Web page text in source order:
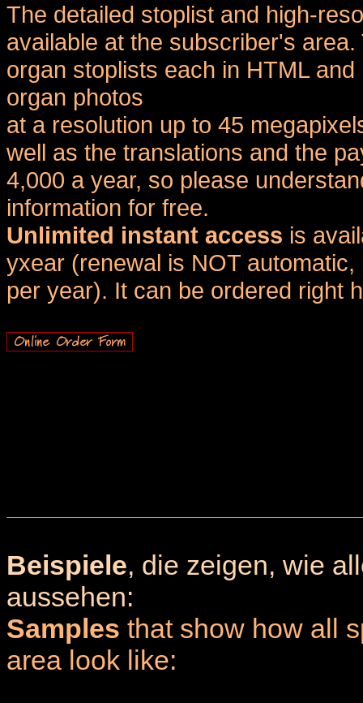
The detailed stoplist and high-
available at the subscriber's
organ stoplists each in HTML
organ photos
at a resolution up to 45
well as the translations and the
4,000 a year, so please
information for free.
Unlimited instant access is
yxear (renewal is NOT
per year). It can be ordered right
Beispiele, die zeigen, wie
aussehen:
Samples that show how all
area look like: